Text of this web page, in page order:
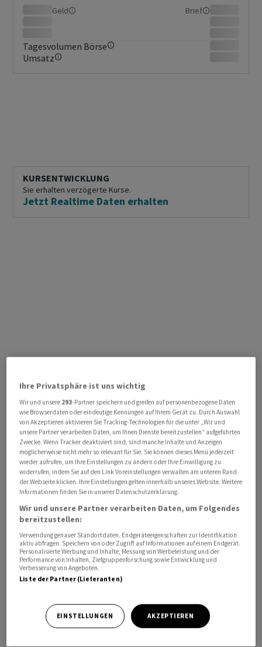
Geld Brief
Tagesvolumen Börse
Umsatz
KURSENTWICKLUNG
Sie erhalten verzögerte Kurse.
Jetzt Realtime Daten erhalten
Ihre Privatsphäre ist uns wichtig
Wir und unsere 293-Partner speichern und greifen auf personenbezogene Daten
wie Browserdaten oder eindeutige Kennungen auf Ihrem Gerät zu. Durch Auswahl
von Akzeptieren aktivieren Sie Tracking-Technologien für die unter „Wir und
unsere Partner verarbeiten Daten, um Ihnen Dienste bereitzustellen“ aufgeführten
Zwecke. Wenn Tracker deaktiviert sind, sind manche Inhalte und Anzeigen
möglicherweise nicht mehr so relevant für Sie. Sie können dieses Menü jederzeit
wieder aufrufen, um Ihre Einstellungen zu ändern oder Ihre Einwilligung zu
widerrufen, indem Sie auf den Link Voreinstellungen verwalten am unteren Rand
der Webseite klicken. Ihre Einstellungen gelten innerhalb unseres Website. Weitere
Informationen finden Sie in unserer Datenschutzerklärung.
Wir und unsere Partner verarbeiten Daten, um Folgendes
bereitzustellen:
Verwendung genauer Standortdaten. Endgeräteeigenschaften zur Identifikation
aktiv abfragen. Speichern von oder Zugriff auf Informationen auf einem Endgerät.
Personalisierte Werbung und Inhalte, Messung von Werbeleistung und der
Performance von Inhalten, Zielgruppenforschung sowie Entwicklung und
Verbesserung von Angeboten.
Liste der Partner (Lieferanten)
EINSTELLUNGEN AKZEPTIEREN